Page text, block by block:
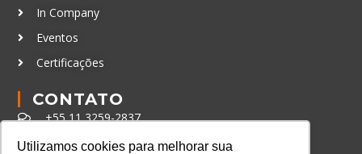
Utilizamos cookies para melhorar sua
In Company
Eventos
Certificações
CONTATO
+55 11 3259-2837
+55 11 98924-8322